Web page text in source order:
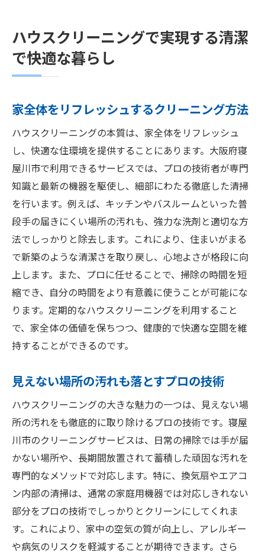
ハウスクリーニングで実現する清潔
で快適な暮らし
家全体をリフレッシュするクリーニング方法
ハウスクリーニングの本質は、家全体をリフレッシュ
し、快適な住環境を提供することにあります。大阪府寝
屋川市で利用できるサービスでは、プロの技術者が専門
知識と最新の機器を駆使し、細部にわたる徹底した清掃
を行います。例えば、キッチンやバスルームといった普
段手の届きにくい場所の汚れも、強力な洗剤と適切な方
法でしっかりと除去します。これにより、住まいがまる
で新築のような清潔さを取り戻し、心地よさが格段に向
上します。また、プロに任せることで、掃除の時間を短
縮でき、自分の時間をより有意義に使うことが可能にな
ります。定期的なハウスクリーニングを利用すること
で、家全体の価値を保ちつつ、健康的で快適な空間を維
持することができるのです。
見えない場所の汚れも落とすプロの技術
ハウスクリーニングの大きな魅力の一つは、見えない場
所の汚れをも徹底的に取り除けるプロの技術です。寝屋
川市のクリーニングサービスは、日常の掃除では手が届
かない場所や、長期間放置されて蓄積した頑固な汚れを
専門的なメソッドで対応します。特に、換気扇やエアコ
ン内部の清掃は、通常の家庭用機器では対応しきれない
部分をプロの技術でしっかりとクリーンにしてくれま
す。これにより、家中の空気の質が向上し、アレルギー
や病気のリスクを軽減することが期待できます。さら